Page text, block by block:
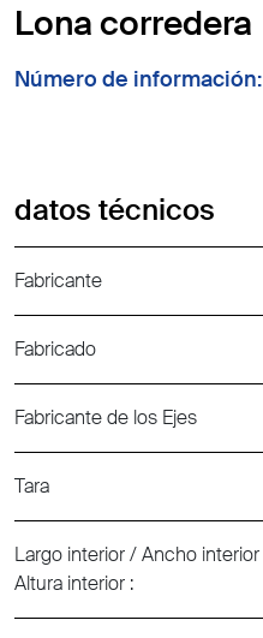
Lona corredera
Número de
datos técnicos
Fabricante
Fabricado
Fabricante de los Ejes
Tara
Largo interior / Ancho
Altura interior :